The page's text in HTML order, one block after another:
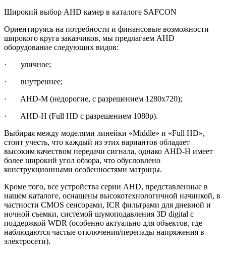
Широкий выбор AHD камер в каталоге SAFCON
Ориентируясь на потребности и финансовые возможности
широкого круга заказчиков, мы предлагаем AHD
оборудование следующих видов:
· уличное;
· внутреннее;
· AHD-M (недорогие, с разрешением 1280х720);
· AHD-H (Full HD с разрешением 1080р).
Выбирая между моделями линейки «Middle» и «Full HD»,
стоит учесть, что каждый из этих вариантов обладает
высоким качеством передачи сигнала, однако AHD-H имеет
более широкий угол обзора, что обусловлено
конструкционными особенностями матрицы.
Кроме того, все устройства серии AHD, представленные в
нашем каталоге, оснащены высокотехнологичной начинкой, в
частности CMOS сенсорами, ICR фильтрами для дневной и
ночной съемки, системой шумоподавления 3D digital с
поддержкой WDR (особенно актуально для объектов, где
наблюдаются частые отключения/перепады напряжения в
электросети).